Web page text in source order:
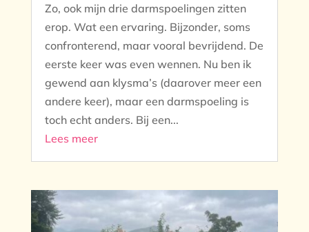
Zo, ook mijn drie darmspoelingen zitten
erop. Wat een ervaring. Bijzonder, soms
confronterend, maar vooral bevrijdend. De
eerste keer was even wennen. Nu ben ik
gewend aan klysma’s (daarover meer een
andere keer), maar een darmspoeling is
toch echt anders. Bij een...
Lees meer